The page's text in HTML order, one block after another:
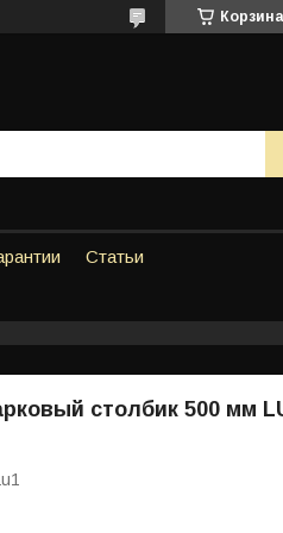
Корзина
Статьи
столбик 500 мм